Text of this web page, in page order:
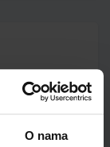
O nama
d.d.